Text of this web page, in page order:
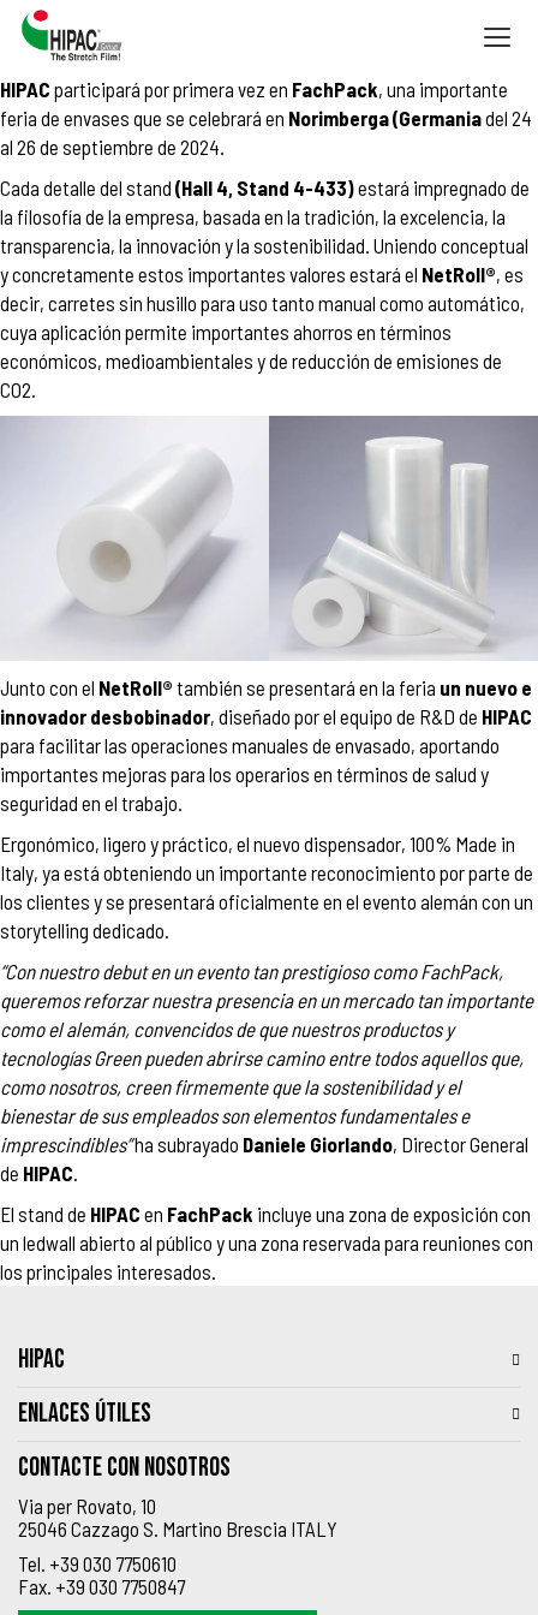
HIPAC participará por primera vez en FachPack, una importante
feria de envases que se celebrará en Norimberga (Germaniadel 24
al 26 de septiembre de 2024.
Cada detalle del stand (Hall 4, Stand 4-433)estará impregnado de
la filosofía de la empresa, basada en la tradición, la excelencia, la
transparencia, la innovación y la sostenibilidad. Uniendo conceptual
y concretamente estos importantes valores estará el NetRoll®, es
decir, carretes sin husillo para uso tanto manual como automático,
cuya aplicación permite importantes ahorros en términos
económicos, medioambientales y de reducción de emisiones de
CO2.
Junto con el NetRoll® también se presentará en la feria un nuevo e
innovador desbobinador, diseñado por el equipo de R&D de HIPAC
para facilitar las operaciones manuales de envasado, aportando
importantes mejoras para los operarios en términos de salud y
seguridad en el trabajo.
Ergonómico, ligero y práctico, el nuevo dispensador, 100% Made in
Italy, ya está obteniendo un importante reconocimiento por parte de
los clientes y se presentará oficialmente en el evento alemán con un
storytelling dedicado.
“Con nuestro debut en un evento tan prestigioso como FachPack,
queremos reforzar nuestra presencia en un mercado tan importante
como el alemán, convencidos de que nuestros productos y
tecnologías Green pueden abrirse camino entre todos aquellos que,
como nosotros, creen firmemente que la sostenibilidad y el
bienestar de sus empleados son elementos fundamentales e
imprescindibles”ha subrayado Daniele Giorlando, Director General
de HIPAC
El stand de HIPAC en FachPack incluye una zona de exposición con
un ledwall abierto al público y una zona reservada para reuniones con
los principales interesados.
HIPAC
ENLACES ÚTILES
Contacte con nosotros
Via per Rovato, 10
25046 Cazzago S. Martino Brescia ITALY
Tel. +39 030 7750610
Fax. +39 030 7750847